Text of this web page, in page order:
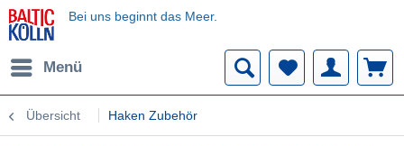
Bei uns beginnt das Meer.
Menü
Übersicht Haken Zubehör